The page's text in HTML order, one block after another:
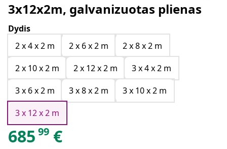
3x12x2m, galvanizuotas plienas
Dydis
2 x 4 x 2 m
2 x 6 x 2 m
2 x 8 x 2 m
2 x 10 x 2 m
2 x 12 x 2 m
3 x 4 x 2 m
3 x 6 x 2 m
3 x 8 x 2 m
3 x 10 x 2 m
3 x 12 x 2 m
685 99 €